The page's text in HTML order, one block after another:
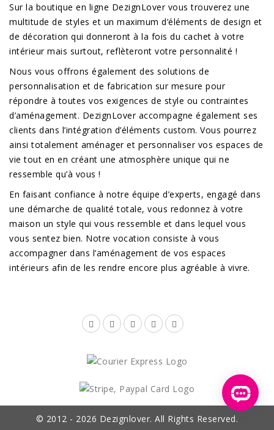
Sur la boutique en ligne DezignLover vous trouverez une
multitude de styles et un maximum d’éléments de design et
de décoration qui donneront à la fois du cachet à votre
intérieur mais surtout, reflèteront votre personnalité !
Nous vous offrons également des solutions de
personnalisation et de fabrication sur mesure pour
répondre à toutes vos exigences de style ou contraintes
d’aménagement. DezignLover accompagne également ses
clients dans l’intégration d’éléments custom. Vous pourrez
ainsi totalement aménager et personnaliser vos espaces de
vie tout en en créant une atmosphère unique qui ne
ressemble qu’à vous !
En faisant confiance à notre équipe d’experts, engagé dans
une démarche de qualité totale, vous redonnez à votre
maison un style qui vous ressemble et dans lequel vous
vous sentez bien. Notre vocation consiste à vous
accompagner dans l’aménagement de vos espaces
intérieurs afin de les rendre encore plus agréable à vivre.
© 2012 - 2026 Dezignlover. All Rights Reserved.